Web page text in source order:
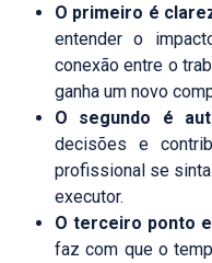
O primeiro é
entender o
conexão entre o
ganha um novo
O segundo é
decisões e
profissional se
executor.
O terceiro ponto
faz com que o